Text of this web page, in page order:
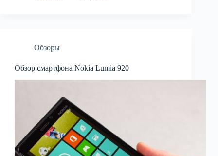
Обзоры
Обзор смартфона Nokia Lumia 920